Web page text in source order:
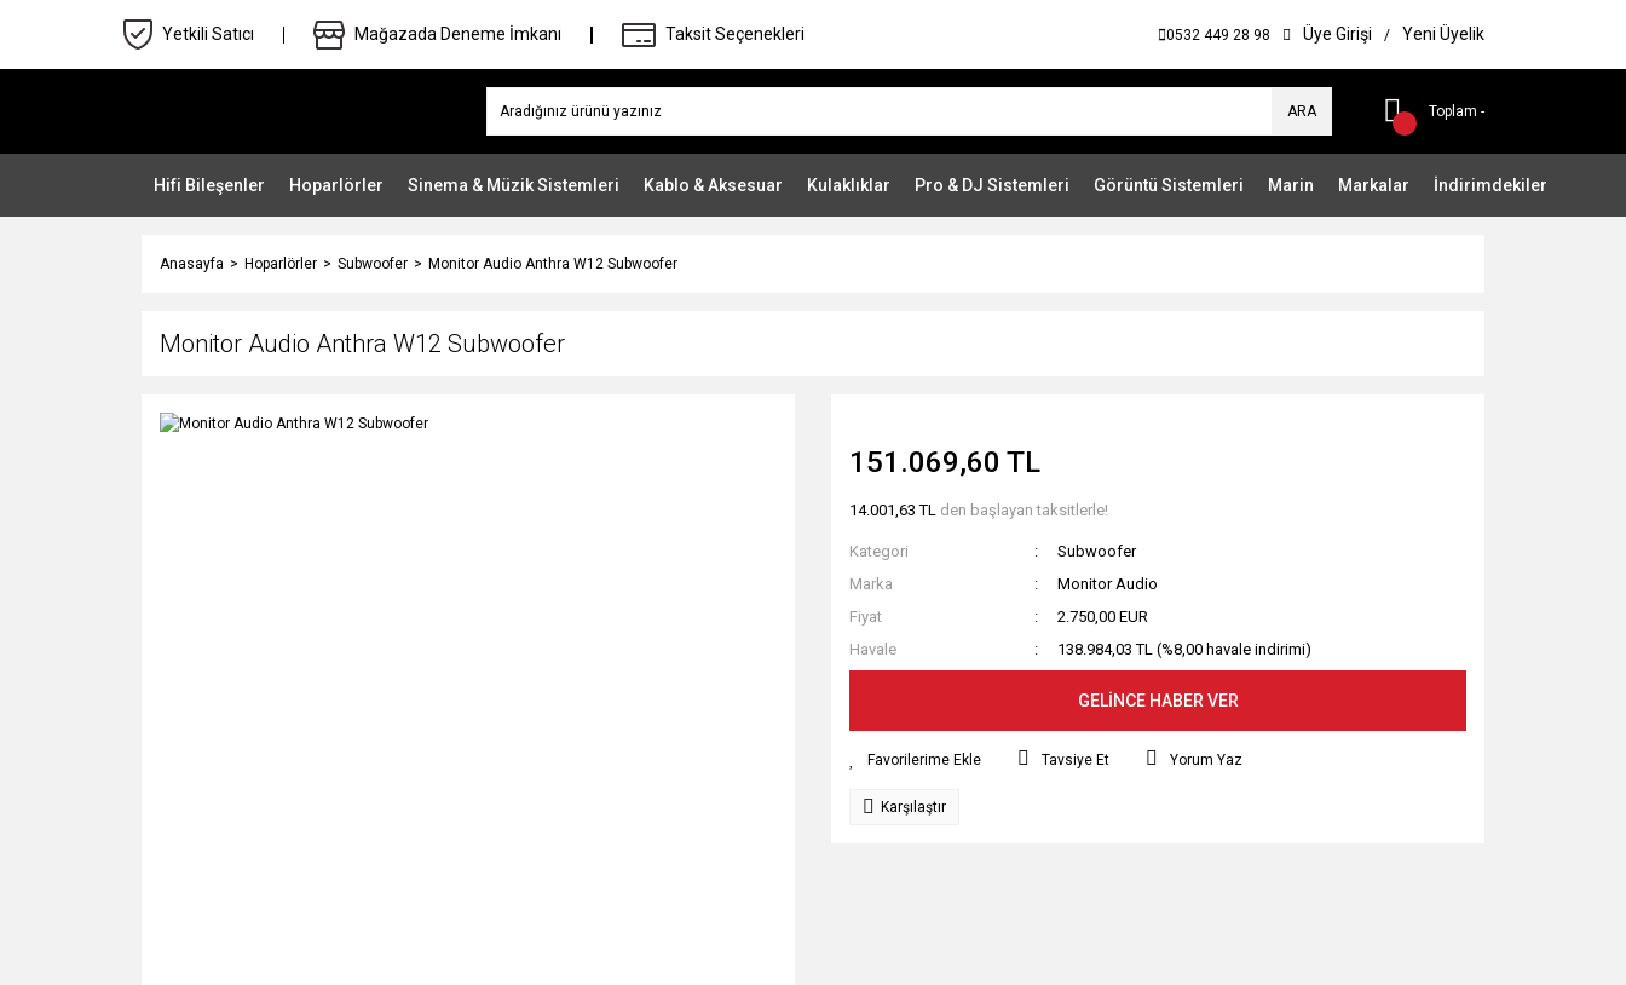
Yetkili Satıcı Mağazada Deneme İmkanı Taksit Seçenekleri 0532 449 28 98 Üye Girişi / Yeni Üyelik
ARA Toplam -
Hifi Bileşenler Hoparlörler Sinema & Müzik Sistemleri Kablo & Aksesuar Kulaklıklar Pro & DJ Sistemleri Görüntü Sistemleri Marin Markalar İndirimdekiler
Anasayfa Hoparlörler Subwoofer Monitor Audio Anthra W12 Subwoofer
Monitor Audio Anthra W12 Subwoofer
151.069,60 TL
14.001,63 TL den başlayan taksitlerle!
Kategori
Subwoofer
Marka
Monitor Audio
Fiyat
2.750,00 EUR
Havale
138.984,03 TL (%8,00 havale indirimi)
GELİNCE HABER VER
Tavsiye Et Yorum Yaz
Karşılaştır